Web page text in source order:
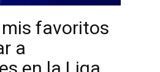
favoritos
a